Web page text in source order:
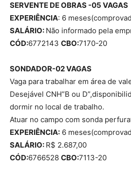
SERVENTE DE OBRAS -05 VAGAS
EXPERIÊNCIA: 6
SALÁRIO: Não informado pela
CÓD:6772143 CBO:7170-20
SONDADOR-02 VAGAS
Vaga para trabalhar em área de
Desejável CNH”B ou
dormir no local de trabalho.
Atuar no campo com sonda
EXPERIÊNCIA: 6
SALÁRIO: R$ 2.687,00
CÓD:6766528 CBO:7113-20